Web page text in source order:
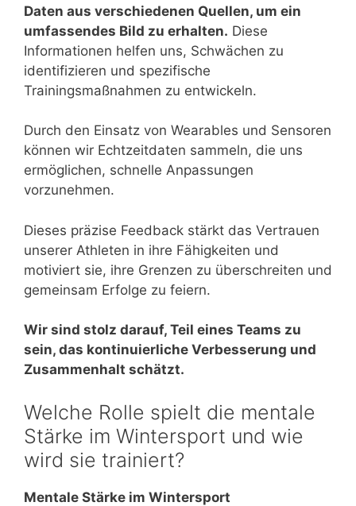
Daten aus verschiedenen Quellen, um ein
umfassendes Bild zu erhalten. Diese
Informationen helfen uns, Schwächen zu
identifizieren und spezifische
Trainingsmaßnahmen zu entwickeln.
Durch den Einsatz von Wearables und Sensoren
können wir Echtzeitdaten sammeln, die uns
ermöglichen, schnelle Anpassungen
vorzunehmen.
Dieses präzise Feedback stärkt das Vertrauen
unserer Athleten in ihre Fähigkeiten und
motiviert sie, ihre Grenzen zu überschreiten und
gemeinsam Erfolge zu feiern.
Wir sind stolz darauf, Teil eines Teams zu
sein, das kontinuierliche Verbesserung und
Zusammenhalt schätzt.
Welche Rolle spielt die mentale
Stärke im Wintersport und wie
wird sie trainiert?
Mentale Stärke im Wintersport